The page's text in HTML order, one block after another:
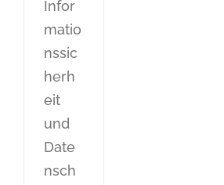
Infor
matio
nssic
herh
eit
und
Date
nsch